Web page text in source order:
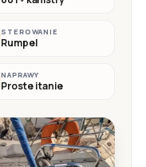
STEROWANIE
Rumpel
NAPRAWY
Proste i tanie